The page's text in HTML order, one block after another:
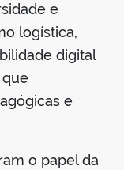
e
logística,
digital
e
o papel da